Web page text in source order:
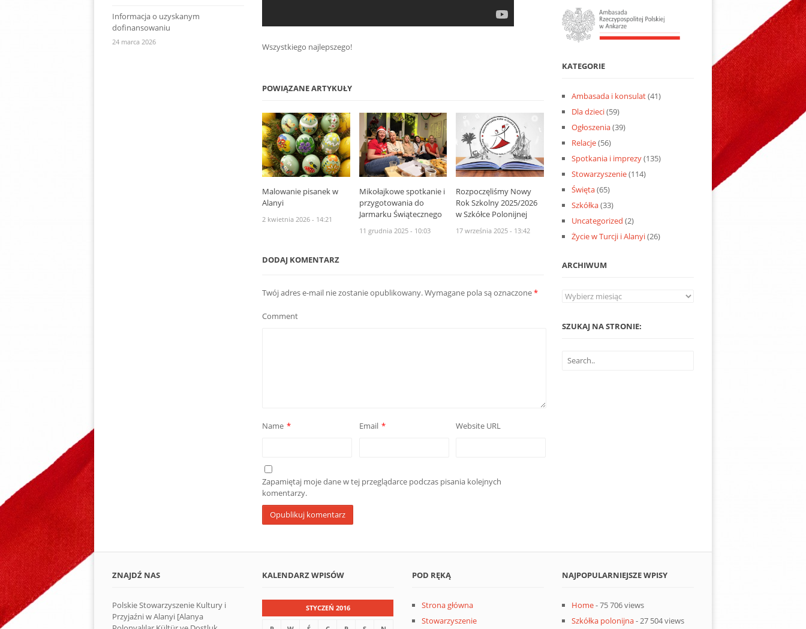
Wszystkiego najlepszego!
POWIĄZANE ARTYKUŁY
Malowanie pisanek w
Alanyi
2 kwietnia 2026 - 14:21
Mikołajkowe spotkanie i
przygotowania do
Jarmarku Świątecznego
11 grudnia 2025 - 10:03
Rozpoczęliśmy Nowy
Rok Szkolny 2025/2026
w Szkółce Polonijnej
17 września 2025 - 13:42
DODAJ KOMENTARZ
Twój adres e-mail nie zostanie opublikowany.Wymagane pola są oznaczone*
Comment
Name * Email * Website URL
Zapamiętaj moje dane w tej przeglądarce podczas pisania kolejnych
komentarzy.
Informacja o uzyskanym
dofinansowaniu
24 marca 2026
KATEGORIE
Ambasada i konsulat(41)
Dla dzieci(59)
Ogłoszenia(39)
Relacje(56)
Spotkania i imprezy(135)
Stowarzyszenie(114)
Święta(65)
Szkółka(33)
Uncategorized (2)
Życie w Turcji i Alanyi(26)
ARCHIWUM
Archiwum
SZUKAJ NA STRONIE:
ZNAJDŹ NAS
Polskie Stowarzyszenie Kultury i
Przyjaźni w Alanyi [Alanya
KALENDARZ WPISÓW
STYCZEŃ 2016
POD RĘKĄ
Strona główna
Stowarzyszenie
NAJPOPULARNIEJSZE WPISY
Home- 75 706 views
Szkółka polonijna- 27 504 views